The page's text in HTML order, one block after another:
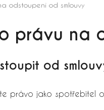
odstoupení od smlouvy
právu na
od
právo jako spotřebitel